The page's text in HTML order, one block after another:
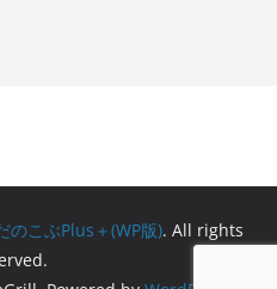
のこぶPlus＋(WP版). All rights